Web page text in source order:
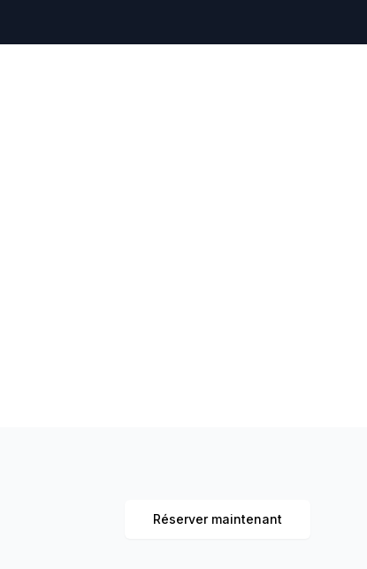
Réserver maintenant